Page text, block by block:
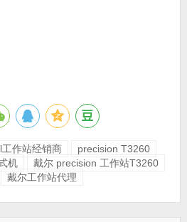
工作站经销商
precision T3260
机
戴尔 precision 工作站T3260
戴尔工作站代理